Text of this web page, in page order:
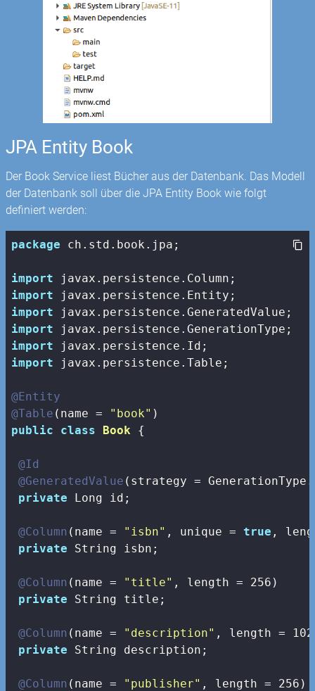
JPA Entity Book
Der Book Service liest Bücher aus der Datenbank. Das Modell
der Datenbank soll über die JPA Entity Book wie folgt
definiert werden:
package ch.std.book.jpa;
import
import
import
import
import
import javax.persistence.Table;
@Entity
@Table (name = "book"
public
class Book {
@Id
@GeneratedValue (strategy =
private Long id;
@Column (name = "isbn" , unique = true ,
private String isbn;
@Column (name = "title" , length = 256 )
private String title;
@Column (name = "description" , length =
private String description;
@Column (name = "publisher" , length = 256 )